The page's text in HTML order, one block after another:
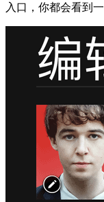
入口，你都会看到